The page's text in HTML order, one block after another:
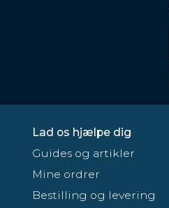
Lad os hjælpe dig
Guides og artikler
Mine ordrer
Bestilling og levering